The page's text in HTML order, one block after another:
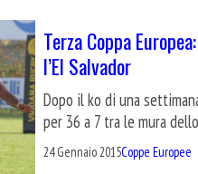
Terza Coppa
l’El Salvador
Dopo il ko di una
per 36 a 7 tra le mura
24 Gennaio 2015Coppe Europee